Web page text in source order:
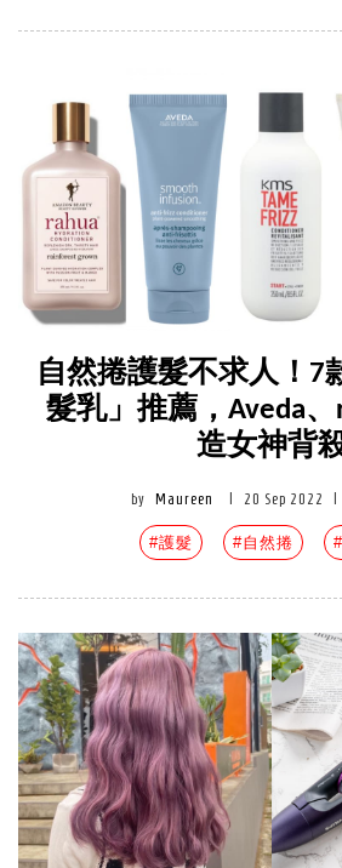
自然捲護髮不求人！7
髮乳」推薦，Aveda、
造女神背
by Maureen 20 Sep 2022
#護髮 #自然捲